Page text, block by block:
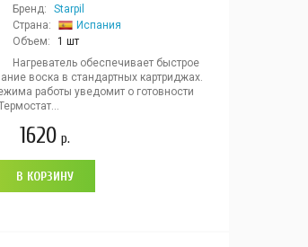
Бренд:
Starpil
Страна:
Испания
Объем:
1 шт
Нагреватель обеспечивает быстрое
воска в стандартных картриджах.
работы уведомит о готовности
1620 р.
В КОРЗИНУ